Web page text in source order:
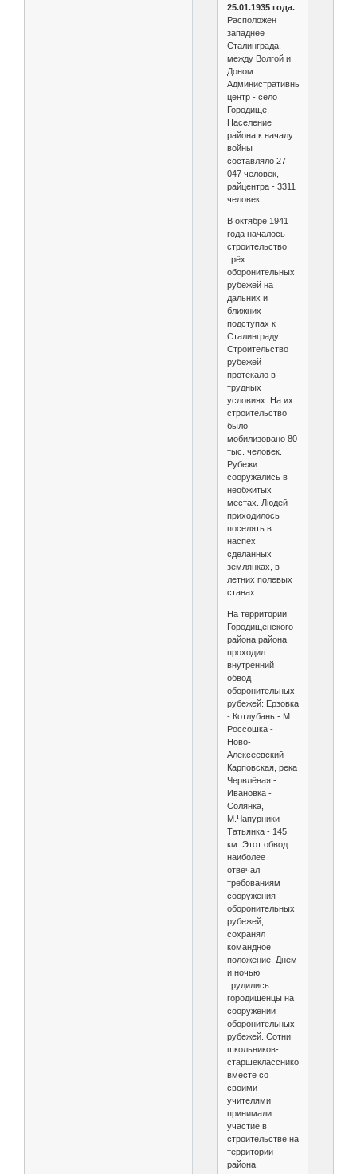
25.01.1935 года.
Расположен
западнее
Сталинграда,
между Волгой и
Доном.
Административный
центр - село
Городище.
Население
района к началу
войны
составляло 27
047 человек,
райцентра - 3311
человек.
В октябре 1941
года началось
строительство
трёх
оборонительных
рубежей на
дальних и
ближних
подступах к
Сталинграду.
Строительство
рубежей
протекало в
трудных
условиях. На их
строительство
было
мобилизовано 80
тыс. человек.
Рубежи
сооружались в
необжитых
местах. Людей
приходилось
поселять в
наспех
сделанных
землянках, в
летних полевых
станах.
На территории
Городищенского
района района
проходил
внутренний
обвод
оборонительных
рубежей: Ерзовка
- Котлубань - М.
Россошка -
Ново-
Алексеевский -
Карповская, река
Червлёная -
Ивановка -
Солянка,
М.Чапурники –
Татьянка - 145
км. Этот обвод
наиболее
отвечал
требованиям
сооружения
оборонительных
рубежей,
сохранял
командное
положение. Днем
и ночью
трудились
городищенцы на
сооружении
оборонительных
рубежей. Сотни
школьников-
старшеклассников
вместе со
своими
учителями
принимали
участие в
строительстве на
территории
района